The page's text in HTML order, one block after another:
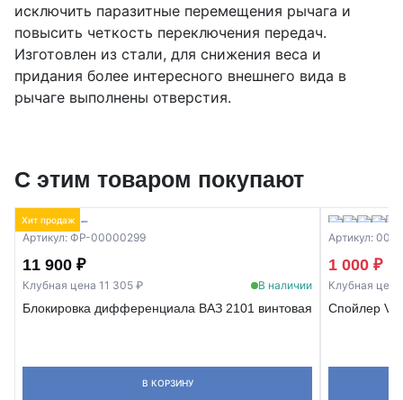
исключить паразитные перемещения рычага и
повысить четкость переключения передач.
Изготовлен из стали, для снижения веса и
придания более интересного внешнего вида в
рычаге выполнены отверстия.
С этим товаром покупают
Хит продаж
Артикул: ФР-00000299
11 900 ₽
Клубная цена 11 305 ₽ В наличии
Блокировка дифференциала ВАЗ 2101 винтовая
В КОРЗИНУ
Артикул: 00-
1 000 ₽
Клубная
Спойлер